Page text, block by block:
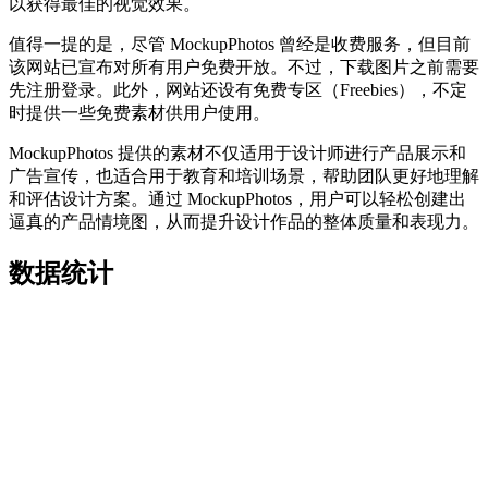
值得一提的是，尽管 MockupPhotos 曾经是收费服务，但目前
该网站已宣布对所有用户免费开放。不过，下载图片之前需要
先注册登录。此外，网站还设有免费专区（Freebies），不定
时提供一些免费素材供用户使用。
MockupPhotos 提供的素材不仅适用于设计师进行产品展示和
广告宣传，也适合用于教育和培训场景，帮助团队更好地理解
和评估设计方案。通过 MockupPhotos，用户可以轻松创建出
逼真的产品情境图，从而提升设计作品的整体质量和表现力。
数据统计